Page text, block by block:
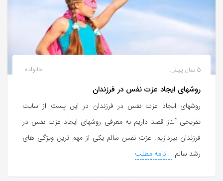
خانواده 5 سال پیش
روشهای ایجاد عزت نفس در فرزندان
روشهای ایجاد عزت نفس در فرزندان در این پست از سایت
تفریحی آلناز قصد داریم به معرفی روشهای ایجاد عزت نفس در
فرزندان بپردازیم. عزت نفس سالم یکی از مهم ترین ویژگی های
رشد سالم
ادامه مطلب